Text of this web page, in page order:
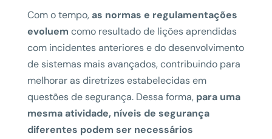
Com o tempo, as normas e regulamentações
evoluem como resultado de lições aprendidas
com incidentes anteriores e do desenvolvimento
de sistemas mais avançados, contribuindo para
melhorar as diretrizes estabelecidas em
questões de segurança. Dessa forma, para uma
mesma atividade, níveis de segurança
diferentes podem ser necessários